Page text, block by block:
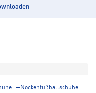
Nockenfußballschuhe